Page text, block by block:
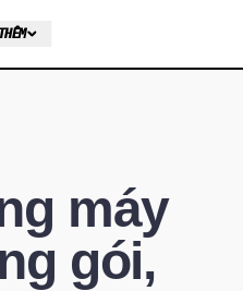
THÊM
máy
gói,